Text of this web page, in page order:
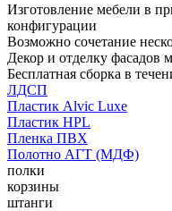
Изготовление мебели в
конфигурации
Возможно сочетание
Декор и отделку
Бесплатная сборка в
ЛДСП
Пластик Alvic Luxe
Пластик HPL
Пленка ПВХ
Полотно АГТ (МДФ)
полки
корзины
штанги